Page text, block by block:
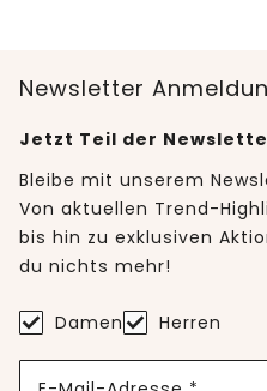
Newsletter
Jetzt Teil der
Bleibe mit unserem
Von aktuellen Trend-
bis hin zu exklusiven
du nichts mehr!
Damen Herren